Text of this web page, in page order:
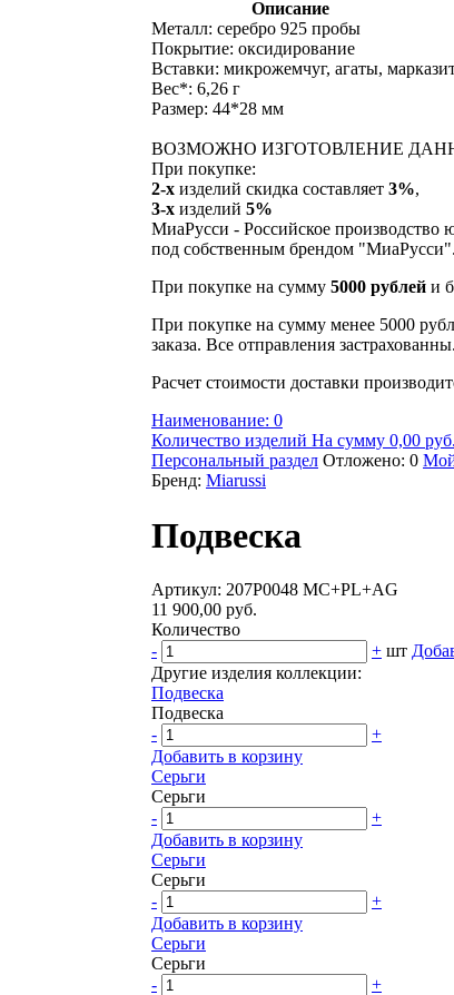
Описание
Металл: серебро 925 пробы
Покрытие: оксидирование
Вставки: микрожемчуг, агаты,
Вес*: 6,26 г
Размер: 44*28 мм
ВОЗМОЖНО ИЗГОТОВЛЕНИЕ
При покупке:
2-х изделий скидка составляет 3%,
3-х изделий 5%
МиаРусси - Российское
под собственным брендом "МиаРусси".
При покупке на сумму 5000 рублей и
При покупке на сумму менее 5000
заказа. Все отправления застрахованны.
Расчет стоимости доставки
Наименование: 0
Количество изделий На сумму 0,00 руб.
Персональный раздел Отложено: 0
Бренд: Miarussi
Подвеска
Артикул: 207P0048 MC+PL+AG
11 900,00 руб.
Количество
-
+ шт
Другие изделия коллекции:
Подвеска
Подвеска
-
+
Добавить в корзину
Серьги
Серьги
-
+
Добавить в корзину
Серьги
Серьги
-
+
Добавить в корзину
Серьги
Серьги
-
+